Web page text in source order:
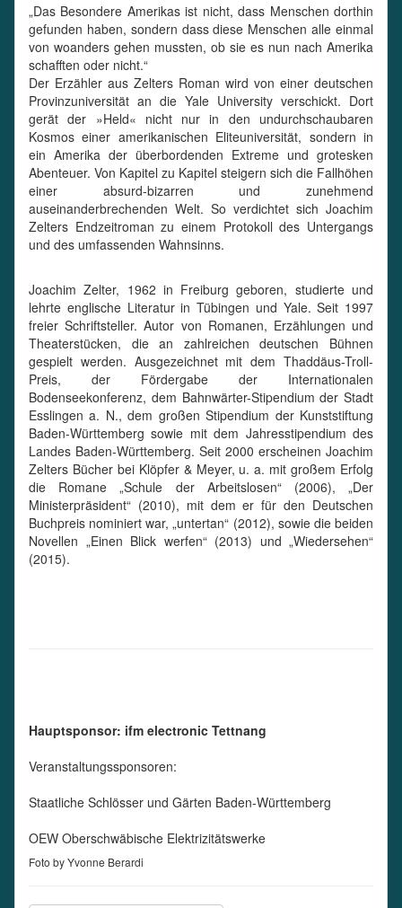
„Das Besondere Amerikas ist nicht, dass Menschen dorthin
gefunden haben, sondern dass diese Menschen alle einmal
von woanders gehen mussten, ob sie es nun nach Amerika
schafften oder nicht.“
Der Erzähler aus Zelters Roman wird von einer deutschen
Provinzuniversität an die Yale University verschickt. Dort
gerät der »Held« nicht nur in den undurchschaubaren
Kosmos einer amerikanischen Eliteuniversität, sondern in
ein Amerika der überbordenden Extreme und grotesken
Abenteuer. Von Kapitel zu Kapitel steigern sich die Fallhöhen
einer absurd-bizarren und zunehmend
auseinanderbrechenden Welt. So verdichtet sich Joachim
Zelters Endzeitroman zu einem Protokoll des Untergangs
und des umfassenden Wahnsinns.
Joachim Zelter, 1962 in Freiburg geboren, studierte und
lehrte englische Literatur in Tübingen und Yale. Seit 1997
freier Schriftsteller. Autor von Romanen, Erzählungen und
Theaterstücken, die an zahlreichen deutschen Bühnen
gespielt werden. Ausgezeichnet mit dem Thaddäus-Troll-
Preis, der Fördergabe der Internationalen
Bodenseekonferenz, dem Bahnwärter-Stipendium der Stadt
Esslingen a. N., dem großen Stipendium der Kunststiftung
Baden-Württemberg sowie mit dem Jahresstipendium des
Landes Baden-Württemberg. Seit 2000 erscheinen Joachim
Zelters Bücher bei Klöpfer & Meyer, u. a. mit großem Erfolg
die Romane „Schule der Arbeitslosen“ (2006), „Der
Ministerpräsident“ (2010), mit dem er für den Deutschen
Buchpreis nominiert war, „untertan“ (2012), sowie die beiden
Novellen „Einen Blick werfen“ (2013) und „Wiedersehen“
(2015).
Hauptsponsor: ifm electronic Tettnang
Veranstaltungssponsoren:
Staatliche Schlösser und Gärten Baden-Württemberg
OEW Oberschwäbische Elektrizitätswerke
Foto by Yvonne Berardi